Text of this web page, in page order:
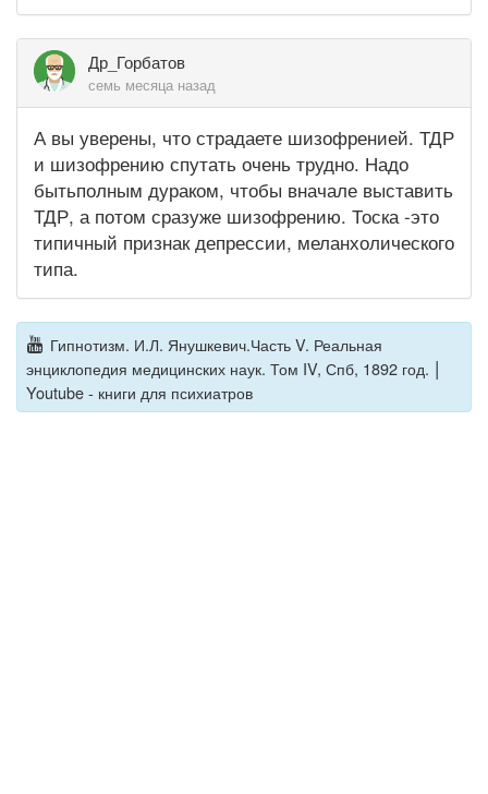
Др_Горбатов
семь месяца назад
А вы уверены, что страдаете шизофренией. ТДР
и шизофрению спутать очень трудно. Надо
бытьполным дураком, чтобы вначале выставить
ТДР, а потом сразуже шизофрению. Тоска -это
типичный признак депрессии, меланхолического
типа.
Гипнотизм. И.Л. Янушкевич.Часть V. Реальная
энциклопедия медицинских наук. Том IV, Спб, 1892 год. |
Youtube - книги для психиатров